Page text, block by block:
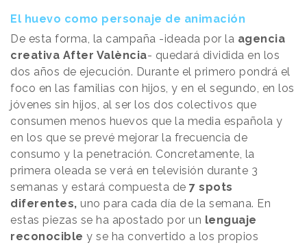
El huevo como personaje de animación
De esta forma, la campaña -ideada por la agencia
creativa After València- quedará dividida en los
dos años de ejecución. Durante el primero pondrá el
foco en las familias con hijos, y en el segundo, en los
jóvenes sin hijos, al ser los dos colectivos que
consumen menos huevos que la media española y
en los que se prevé mejorar la frecuencia de
consumo y la penetración. Concretamente, la
primera oleada se verá en televisión durante 3
semanas y estará compuesta de 7 spots
diferentes, uno para cada día de la semana. En
estas piezas se ha apostado por un lenguaje
reconocible y se ha convertido a los propios